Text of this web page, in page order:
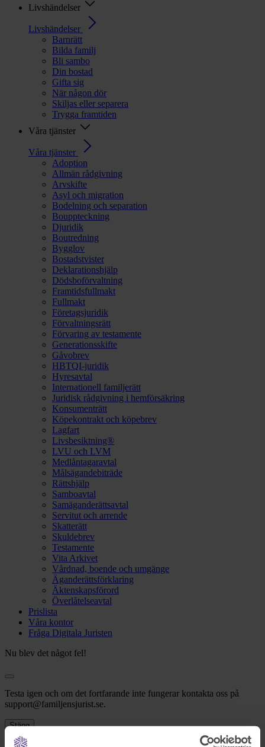
Livshändelser
Livshändelser
Barnrätt
Bilda familj
Bli sambo
Din bostad
Gifta sig
När någon dör
Skiljas eller separera
Trygga framtiden
Våra tjänster
Våra tjänster
Adoption
Allmän rådgivning
Arvskifte
Asyl och migration
Bodelning och separation
Bouppteckning
Djuridik
Boutredning
Bygglov
Bostadstvister
Deklarationshjälp
Dödsboförvaltning
Framtidsfullmakt
Fullmakt
Företagsjuridik
Förvaltningsrätt
Förvaring av testamente
Generationsskifte
Gåvobrev
HBTQI-juridik
Hyresavtal
Internationell familjerätt
Juridisk rådgivning i hemförsäkring
Konsumenträtt
Köpekontrakt och köpebrev
Lagfart
Livsbesiktning®
LVU och LVM
Medlåntagaravtal
Målsägandebiträde
Rättshjälp
Samboavtal
Samäganderättsavtal
Servitut och arrende
Skatterätt
Skuldebrev
Testamente
Vita Arkivet
Vårdnad, boende och umgänge
Äganderättsförklaring
Äktenskapsförord
Överlåtelseavtal
Prislista
Våra kontor
Fråga Digitala Juristen
Nu blev det något fel!
Testa igen och om det fortfarande inte fungerar kontakta oss på
support@familjensjurist.se.
Stäng